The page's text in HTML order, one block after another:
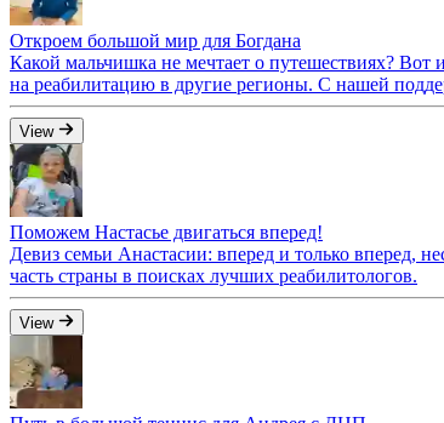
Откроем большой мир для Богдана
Какой мальчишка не мечтает о путешествиях? Вот
на реабилитацию в другие регионы. С нашей
View
Поможем Настасье двигаться вперед!
Девиз семьи Анастасии: вперед и только вперед,
часть страны в поисках лучших реабилитологов.
View